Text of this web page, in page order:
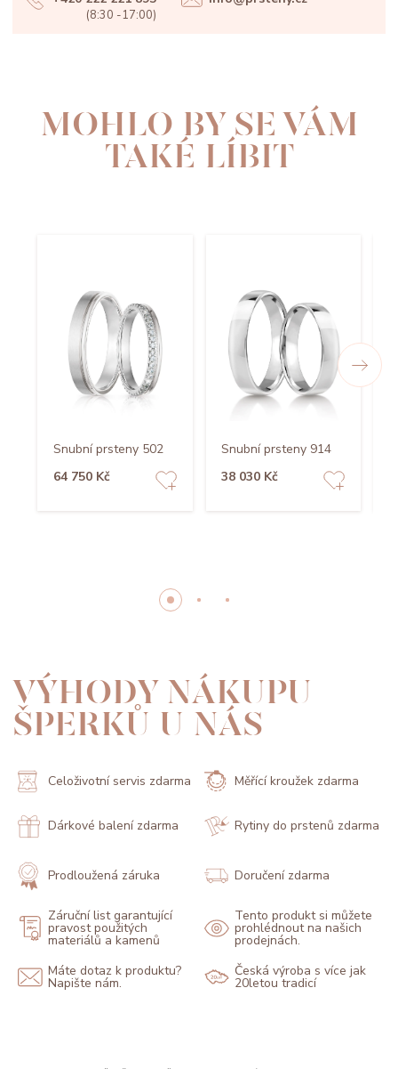
(8:30 -17:00)
MOHLO BY SE VÁM
TAKÉ LÍBIT
Snubní prsteny 502
64 750 Kč
Snubní prsteny 914
38 030 Kč
VÝHODY NÁKUPU
ŠPERKŮ U NÁS
Celoživotní servis zdarma Měřící kroužek zdarma
Dárkové balení zdarma Rytiny do prstenů zdarma
Prodloužená záruka Doručení zdarma
Záruční list garantující
pravost použitých
materiálů a kamenů
Tento produkt si můžete
prohlédnout na našich
prodejnách.
Máte dotaz k produktu?
Napište nám.
Česká výroba s více jak
20letou tradicí